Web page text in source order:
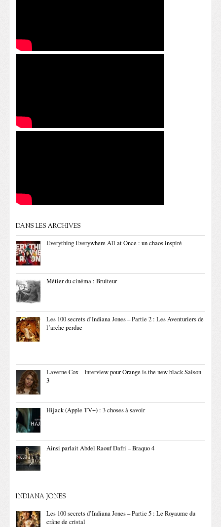
DANS LES ARCHIVES
Everything Everywhere All at Once : un chaos inspiré
Métier du cinéma : Bruiteur
Les 100 secrets d’Indiana Jones – Partie 2 : Les Aventuriers de
l’arche perdue
Laverne Cox – Interview pour Orange is the new black Saison
3
Hijack (Apple TV+) : 3 choses à savoir
Ainsi parlait Abdel Raouf Dafri – Braquo 4
INDIANA JONES
Les 100 secrets d’Indiana Jones – Partie 5 : Le Royaume du
crâne de cristal